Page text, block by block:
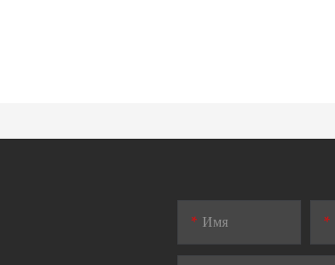
Имя